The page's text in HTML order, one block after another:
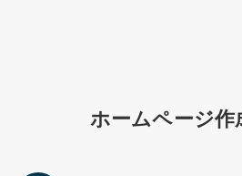
ホームページ作